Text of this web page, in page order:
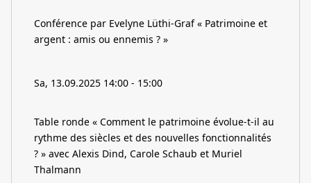
Conférence par Evelyne Lüthi-Graf « Patrimoine et
argent : amis ou ennemis ? »
Sa, 13.09.2025 14:00 - 15:00
Table ronde « Comment le patrimoine évolue-t-il au
rythme des siècles et des nouvelles fonctionnalités
? » avec Alexis Dind, Carole Schaub et Muriel
Thalmann